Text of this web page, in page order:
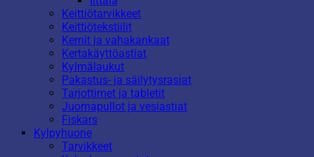
Keittiötarvikkeet
Keittiötekstiilit
Kernit ja vahakankaat
Kertakäyttöastiat
Kylmälaukut
Pakastus- ja säilytysrasiat
Tarjottimet ja tabletit
Juomapullot ja vesiastiat
Fiskars
Kylpyhuone
Tarvikkeet